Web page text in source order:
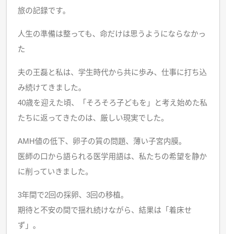
旅の記録です。
人生の準備は整っても、命だけは思うようにならなかっ
た
夫の王磊と私は、学生時代から共に歩み、仕事に打ち込
み続けてきました。
40歳を迎えた頃、「そろそろ子どもを」と考え始めた私
たちに返ってきたのは、厳しい現実でした。
AMH値の低下、卵子の質の問題、薄い子宮内膜。
医師の口から語られる医学用語は、私たちの希望を静か
に削っていきました。
3年間で2回の採卵、3回の移植。
期待と不安の間で揺れ続けながら、結果は「着床せ
ず」。